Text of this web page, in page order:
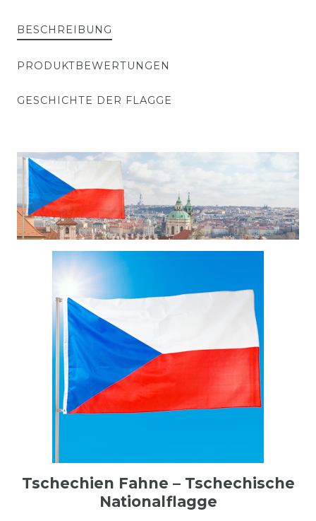
BESCHREIBUNG
PRODUKTBEWERTUNGEN
GESCHICHTE DER FLAGGE
Tschechien Fahne – Tschechische
Nationalflagge